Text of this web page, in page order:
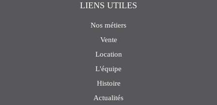
LIENS UTILES
Nos métiers
Vente
Location
L'équipe
Histoire
Actualités